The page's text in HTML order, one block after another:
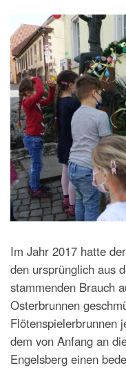
Im Jahr 2017 hatte
den ursprünglich aus
stammenden Brauch
Osterbrunnen
Flötenspielerbrunnen
dem von Anfang an
Engelsberg einen